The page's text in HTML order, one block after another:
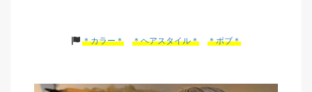
＊カラー＊ ＊ヘアスタイル＊ ＊ボブ＊